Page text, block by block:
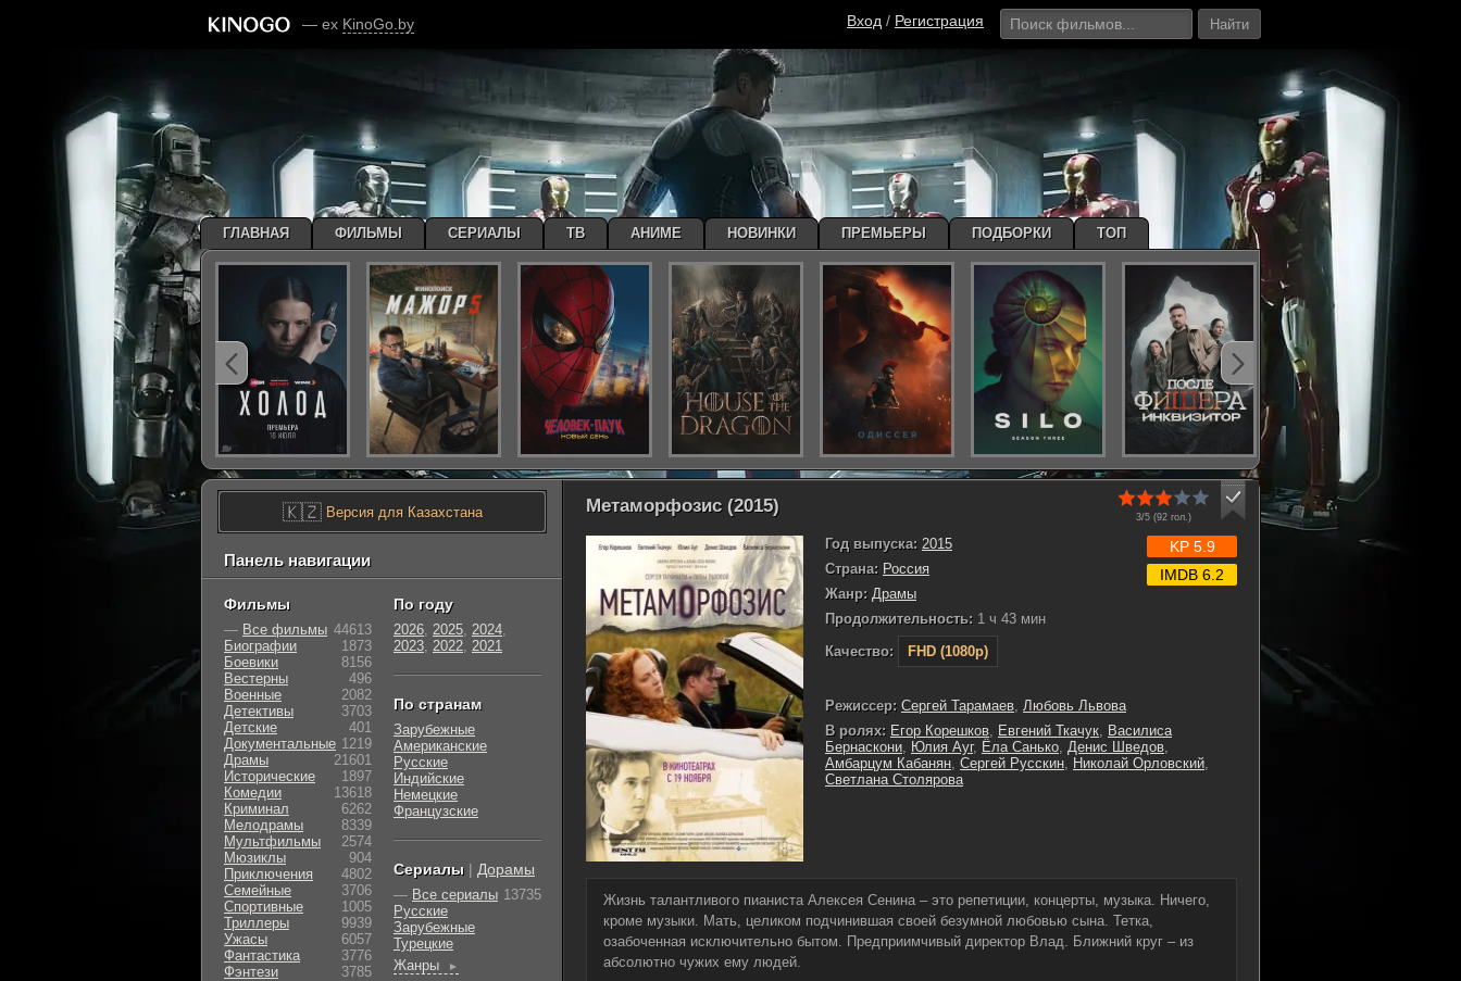
— ex KinoGo.by Вход / Регистрация Найти
Метаморфозис (2015)
3/5 (92 гол.)
Год выпуска: 2015
Страна: Россия
Жанр: Драмы
Продолжительность: 1 ч 43 мин
Качество:
FHD (1080p)
KP 5.9
IMDB 6.2
Режиссер: Сергей Тарамаев, Любовь Львова
В ролях: Егор Корешков, Евгений Ткачук, Василиса
Бернаскони, Юлия Ауг, Ёла Санько, Денис Шведов,
Амбарцум Кабанян, Сергей Русскин, Николай Орловский,
Светлана Столярова
Жизнь талантливого пианиста Алексея Сенина – это репетиции, концерты, музыка. Ничего,
кроме музыки. Мать, целиком подчинившая своей безумной любовью сына. Тетка,
озабоченная исключительно бытом. Предприимчивый директор Влад. Ближний круг – из
абсолютно чужих ему людей.
🇰🇿Версия для Казахстана
Панель навигации
Фильмы
— Все фильмы 44613
Биографии
1873
Боевики
8156
Вестерны
496
Военные
2082
Детективы
3703
Детские
401
Документальные 1219
Драмы
21601
Исторические
1897
Комедии
13618
Криминал
6262
Мелодрамы
8339
Мультфильмы
2574
Мюзиклы
904
Приключения
4802
Семейные
3706
Cпортивные
1005
Триллеры
9939
Ужасы
6057
Фантастика
3776
Фэнтези
3785
По году
2026, 2025, 2024,
2023, 2022, 2021
По странам
Зарубежные
Американские
Русские
Индийские
Немецкие
Французские
Сериалы | Дорамы
— Все сериалы 13735
Русские
Зарубежные
Турецкие
Жанры
►
ГЛАВНАЯ ФИЛЬМЫ СЕРИАЛЫ ТВ АНИМЕ НОВИНКИ ПРЕМЬЕРЫ ПОДБОРКИ ТОП